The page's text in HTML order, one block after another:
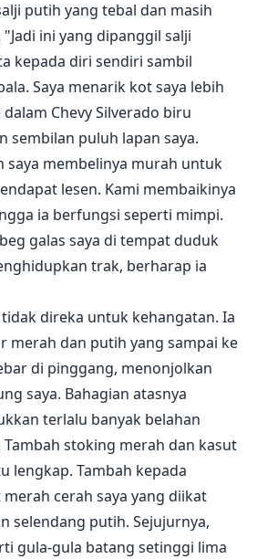
putih yang tebal dan masih
ini yang dipanggil salji
kepada diri sendiri sambil
Saya menarik kot saya lebih
Chevy Silverado biru
sembilan puluh lapan saya.
saya membelinya murah untuk
lesen. Kami membaikinya
ia berfungsi seperti mimpi.
galas saya di tempat duduk
trak, berharap ia
direka untuk kehangatan. Ia
merah dan putih yang sampai ke
di pinggang, menonjolkan
saya. Bahagian atasnya
terlalu banyak belahan
stoking merah dan kasut
lengkap. Tambah kepada
cerah saya yang diikat
selendang putih. Sejujurnya,
gula-gula batang setinggi lima